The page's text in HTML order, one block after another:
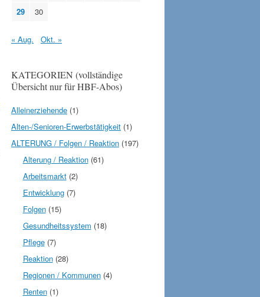
29
30
« Aug. Okt. »
KATEGORIEN (vollständige
Übersicht nur für HBF-Abos)
Alleinerziehende (1)
Alten-/Senioren-Erwerbstätigkeit (1)
ALTERUNG / Folgen / Reaktion (197)
Alterung / Reaktion(61)
Arbeitsmarkt(2)
Entwicklung(7)
Folgen(15)
Gesundheitssystem (18)
Pflege(7)
Reaktion(28)
Regionen / Kommunen(4)
Renten(1)